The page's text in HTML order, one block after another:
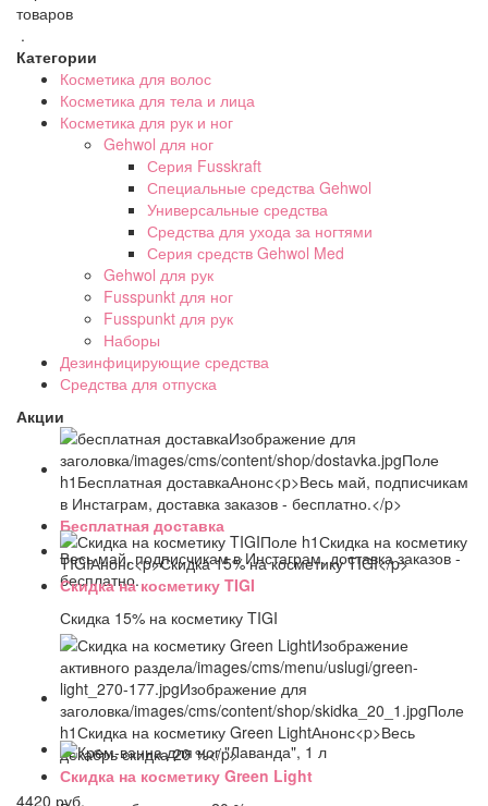
товаров
.
Категории
Косметика для волос
Косметика для тела и лица
Косметика для рук и ног
Gehwol для ног
Серия Fusskraft
Специальные средства Gehwol
Универсальные средства
Средства для ухода за ногтями
Серия средств Gehwol Med
Gehwol для рук
Fusspunkt для ног
Fusspunkt для рук
Наборы
Дезинфицирующие средства
Средства для отпуска
Акции
Бесплатная доставка
Весь май, подписчикам в Инстаграм, доставка заказов -
бесплатно.
Скидка на косметику TIGI
Скидка 15% на косметику TIGI
Скидка на косметику Green Light
4420 руб.